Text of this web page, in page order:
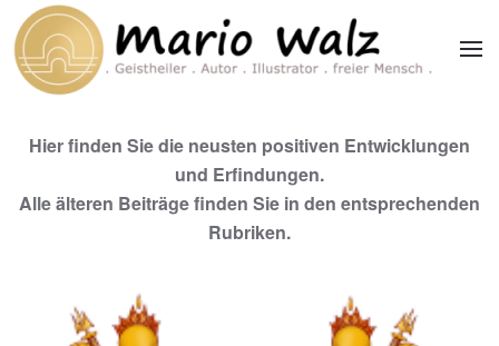
Zum Hauptinhalt springen
Hier finden Sie die neusten positiven Entwicklungen
und Erfindungen.
Alle älteren Beiträge finden Sie in den entsprechenden
Rubriken.